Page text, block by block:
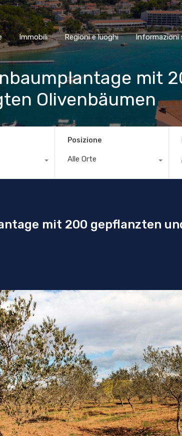
Immobili Regioni e luoghi
Immobili Regioni e luoghi Informazioni
mit
Olivenbäumen
Posizione
Alle Orte
mit 200 gepflanzten